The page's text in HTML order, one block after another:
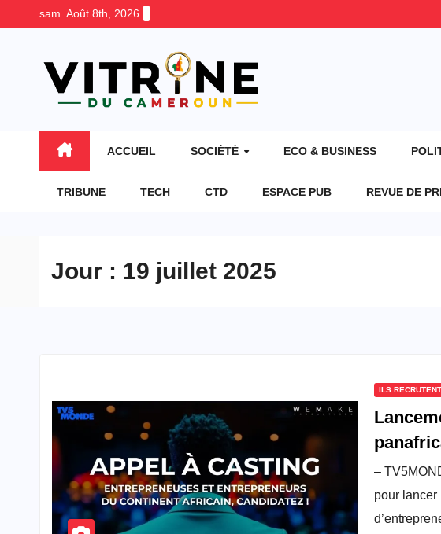
sam. Août 8th, 2026
ACCUEIL SOCIÉTÉ ECO & BUSINESS
TRIBUNE TECH CTD ESPACE PUB REVUE DE
Jour : 19 juillet 2025
ILS RECRUTENT
–
pour lancer